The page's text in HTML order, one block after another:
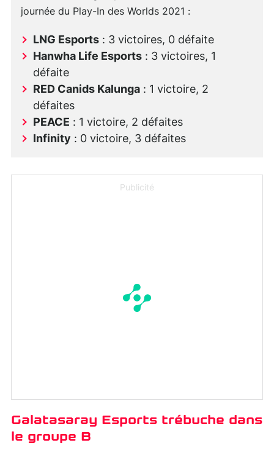
journée du Play-In des Worlds 2021 :
LNG Esports : 3 victoires, 0 défaite
Hanwha Life Esports : 3 victoires, 1
défaite
RED Canids Kalunga : 1 victoire, 2
défaites
PEACE : 1 victoire, 2 défaites
Infinity : 0 victoire, 3 défaites
Publicité
Galatasaray Esports trébuche dans
le groupe B